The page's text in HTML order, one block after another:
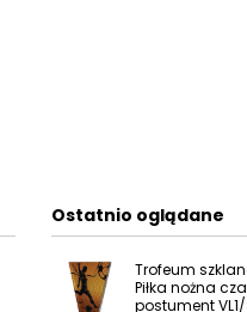
Ostatnio oglądane
Trofeum
Piłka nożna
postument VL1/